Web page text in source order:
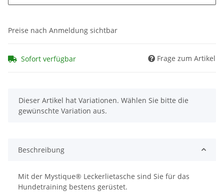
Preise nach Anmeldung sichtbar
Sofort verfügbar Frage zum Artikel
x
Dieser Artikel hat Variationen. Wählen Sie bitte die
gewünschte Variation aus.
Beschreibung
Mit der Mystique® Leckerlietasche sind Sie für das
Hundetraining bestens gerüstet.